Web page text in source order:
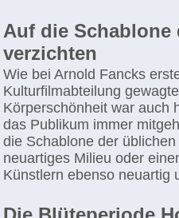
Auf die
verzichten
Wie bei Arnold Fancks
Kulturfilmabteilung
Körperschönheit war auch
das Publikum immer
die Schablone der
neuartiges Milieu oder
Künstlern ebenso neuartig